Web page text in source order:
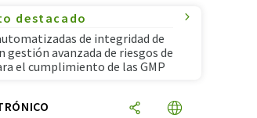
destacado
de integridad de
gestión avanzada de riesgos de
el cumplimiento de las GMP